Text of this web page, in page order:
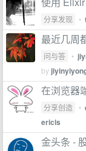
分享发现 •
最近几周
问与答 •
by
在浏览器
分享创造 •
ericls
金头条 -